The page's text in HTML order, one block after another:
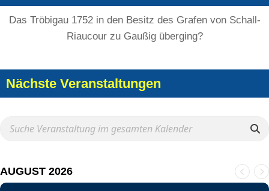
Das Tröbigau 1752 in den Besitz des Grafen von Schall-
Riaucour zu Gaußig überging?
Nächste Veranstaltungen
AUGUST 2026